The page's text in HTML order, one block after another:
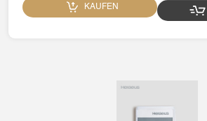
KAUFEN